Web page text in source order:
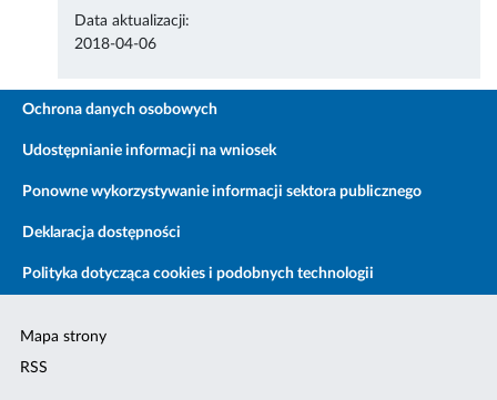
Data aktualizacji:
2018-04-06
Ochrona danych osobowych
Udostępnianie informacji na wniosek
Ponowne wykorzystywanie informacji sektora publicznego
Deklaracja dostępności
Polityka dotycząca cookies i podobnych technologii
Mapa strony
RSS